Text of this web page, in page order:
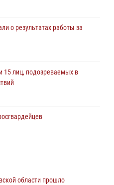
о результатах работы за
15 лиц, подозреваемых в
области прошло